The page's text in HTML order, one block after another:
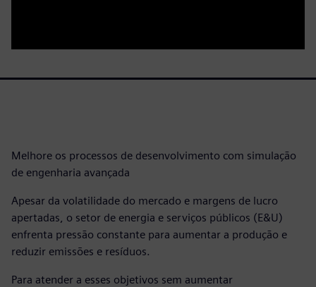
Melhore os processos de desenvolvimento com simulação
de engenharia avançada
Apesar da volatilidade do mercado e margens de lucro
apertadas, o setor de energia e serviços públicos (E&U)
enfrenta pressão constante para aumentar a produção e
reduzir emissões e resíduos.
Para atender a esses objetivos sem aumentar